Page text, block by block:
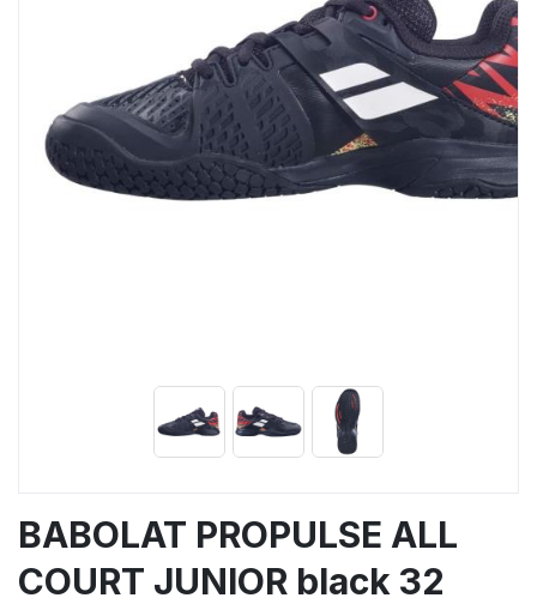
BABOLAT PROPULSE ALL
COURT JUNIOR black 32